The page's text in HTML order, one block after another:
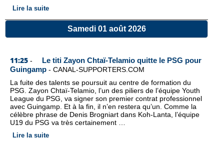
Lire la suite
Samedi 01 août 2026
11:25 -
Le titi Zayon Chtaï-Telamio quitte le PSG pour
Guingamp - CANAL-SUPPORTERS.COM
La fuite des talents se poursuit au centre de formation du
PSG. Zayon Chtaï-Telamio, l’un des piliers de l’équipe Youth
League du PSG, va signer son premier contrat professionnel
avec Guingamp. Et à la fin, il n’en restera qu’un. Comme la
célèbre phrase de Denis Brogniart dans Koh-Lanta, l’équipe
U19 du PSG va très certainement …
Lire la suite